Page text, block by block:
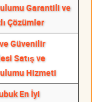
Garantili ve
Çözümler
ve Güvenilir
Satış ve
Hizmeti
En İyi